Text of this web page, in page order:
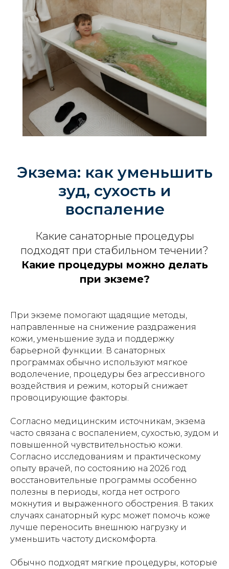
Экзема: как уменьшить
зуд, сухость и
воспаление
Какие санаторные процедуры
подходят при стабильном течении?
Какие процедуры можно делать
при экземе?
При экземе помогают щадящие методы,
направленные на снижение раздражения
кожи, уменьшение зуда и поддержку
барьерной функции. В санаторных
программах обычно используют мягкое
водолечение, процедуры без агрессивного
воздействия и режим, который снижает
провоцирующие факторы.
Согласно медицинским источникам, экзема
часто связана с воспалением, сухостью, зудом и
повышенной чувствительностью кожи.
Согласно исследованиям и практическому
опыту врачей, по состоянию на 2026 год
восстановительные программы особенно
полезны в периоды, когда нет острого
мокнутия и выраженного обострения. В таких
случаях санаторный курс может помочь коже
лучше переносить внешнюю нагрузку и
уменьшить частоту дискомфорта.
Обычно подходят мягкие процедуры, которые